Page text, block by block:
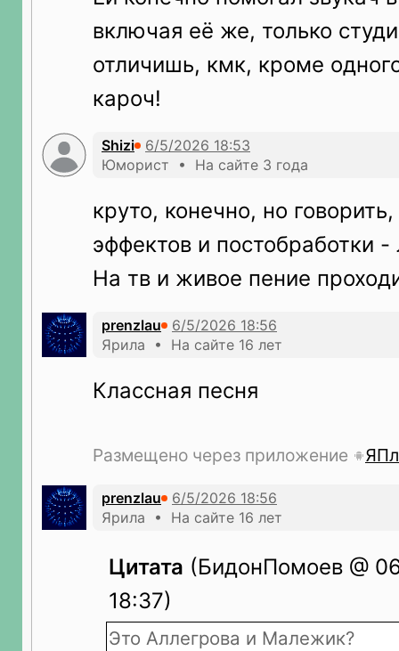
включая её же, только
отличишь, кмк, кроме
кароч!
Shizi
Юморист • На сайте 3 года
круто, конечно, но
эффектов и постобработки -
На тв и живое пение
prenzlau
Ярила • На сайте 16 лет
Классная песня
Размещено через приложение
prenzlau
Ярила • На сайте 16 лет
Цитата (БидонПомоев @
18:37)
Это Аллегрова и Малежик?